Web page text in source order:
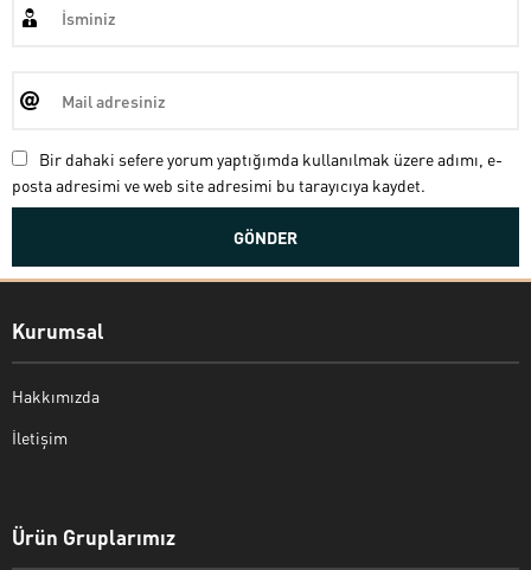
Bir dahaki sefere yorum yaptığımda kullanılmak üzere adımı, e-
posta adresimi ve web site adresimi bu tarayıcıya kaydet.
Kurumsal
Hakkımızda
İletişim
Ürün Gruplarımız